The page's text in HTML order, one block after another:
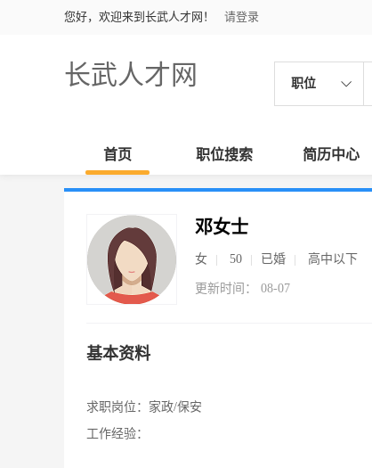
您好，欢迎来到长武人才网！ 请登录
长武人才网 职位
首页 职位搜索 简历中心
邓女士
女 50 已婚 高中以下
更新时间： 08-07
基本资料
求职岗位： 家政/保安
工作经验：